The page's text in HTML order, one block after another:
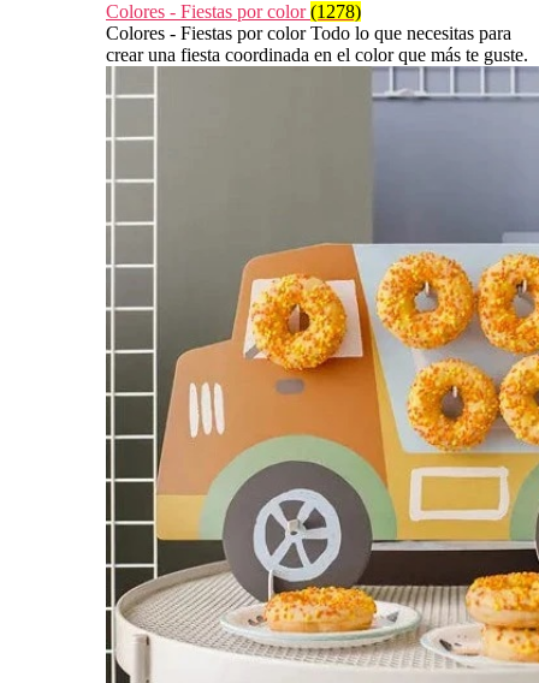
Colores - Fiestas por color(1278)
Colores - Fiestas por color Todo lo que necesitas para
crear una fiesta coordinada en el color que más te guste.